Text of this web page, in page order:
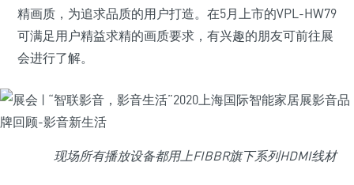
精画质，为追求品质的用户打造。在5月上市的VPL-HW79
可满足用户精益求精的画质要求，有兴趣的朋友可前往展
会进行了解。
现场所有播放设备都用上FIBBR旗下系列HDMI线材